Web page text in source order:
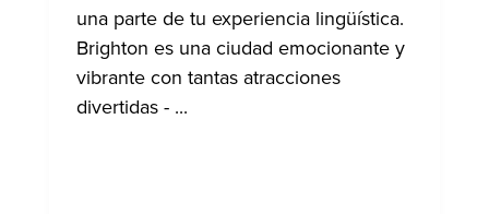
una parte de tu experiencia lingüística.
Brighton es una ciudad emocionante y
vibrante con tantas atracciones
divertidas - ...